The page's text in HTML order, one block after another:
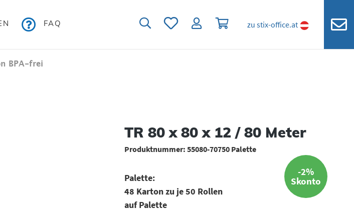
FAQ Du hast 0 Produkte auf dem Merkzettel
Warenkorb enthält 0 Positionen.
zu stix-office.at
BPA-frei
TR 80 x 80 x 12 / 80 Meter
Produktnummer: 55080-70750 Palette
-2%
Skonto
Palette:
48 Karton zu je 50 Rollen
auf Palette